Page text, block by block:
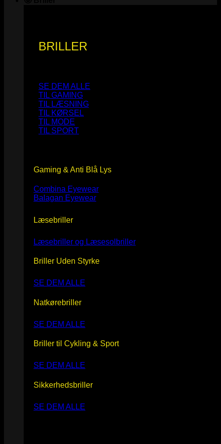
BRILLER
SE DEM ALLE
TIL GAMING
TIL LÆSNING
TIL KØRSEL
TIL MODE
TIL SPORT
Gaming & Anti Blå Lys
Combina Eyewear
Balagan Eyewear
Læsebriller
Læsebriller og Læsesolbriller
Briller Uden Styrke
SE DEM ALLE
Natkørebriller
SE DEM ALLE
Briller til Cykling & Sport
SE DEM ALLE
Sikkerhedsbriller
SE DEM ALLE